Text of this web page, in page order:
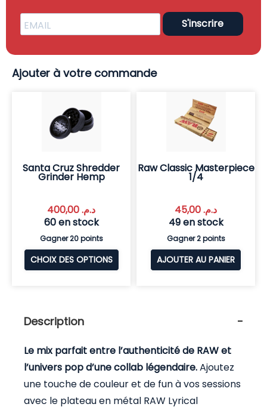
S'inscrire
Ajouter à votre commande
Santa Cruz Shredder
Grinder Hemp
د.م.
60 en stock
Gagner 20 points
CHOIX DES OPTIONS
Raw Classic Masterpiece
1/4
د.م.
49 en stock
Gagner 2 points
AJOUTER AU PANIER
Description
Le mix parfait entre l’authenticité de RAW et
l’univers pop d’une collab légendaire.Ajoutez
une touche de couleur et de fun à vos sessions
avec le plateau en métal RAW Lyrical